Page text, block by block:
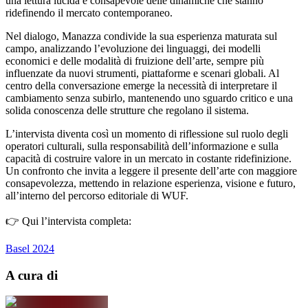
ridefinendo il mercato contemporaneo.
Nel dialogo, Manazza condivide la sua esperienza maturata sul
campo, analizzando l’evoluzione dei linguaggi, dei modelli
economici e delle modalità di fruizione dell’arte, sempre più
influenzate da nuovi strumenti, piattaforme e scenari globali. Al
centro della conversazione emerge la necessità di interpretare il
cambiamento senza subirlo, mantenendo uno sguardo critico e una
solida conoscenza delle strutture che regolano il sistema.
L’intervista diventa così un momento di riflessione sul ruolo degli
operatori culturali, sulla responsabilità dell’informazione e sulla
capacità di costruire valore in un mercato in costante ridefinizione.
Un confronto che invita a leggere il presente dell’arte con maggiore
consapevolezza, mettendo in relazione esperienza, visione e futuro,
all’interno del percorso editoriale di WUF.
👉 Qui l’intervista completa:
Basel 2024
A cura di